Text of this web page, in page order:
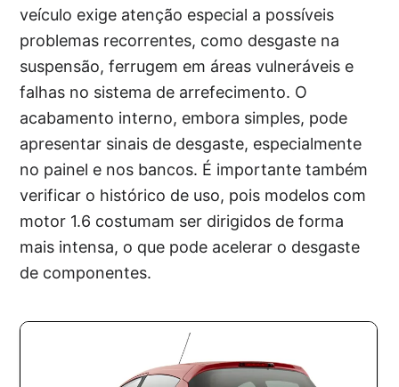
veículo exige atenção especial a possíveis
problemas recorrentes, como desgaste na
suspensão, ferrugem em áreas vulneráveis e
falhas no sistema de arrefecimento. O
acabamento interno, embora simples, pode
apresentar sinais de desgaste, especialmente
no painel e nos bancos. É importante também
verificar o histórico de uso, pois modelos com
motor 1.6 costumam ser dirigidos de forma
mais intensa, o que pode acelerar o desgaste
de componentes.